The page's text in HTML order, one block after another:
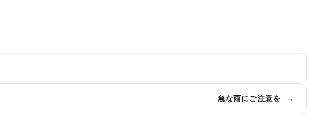
急な雨にご注意を